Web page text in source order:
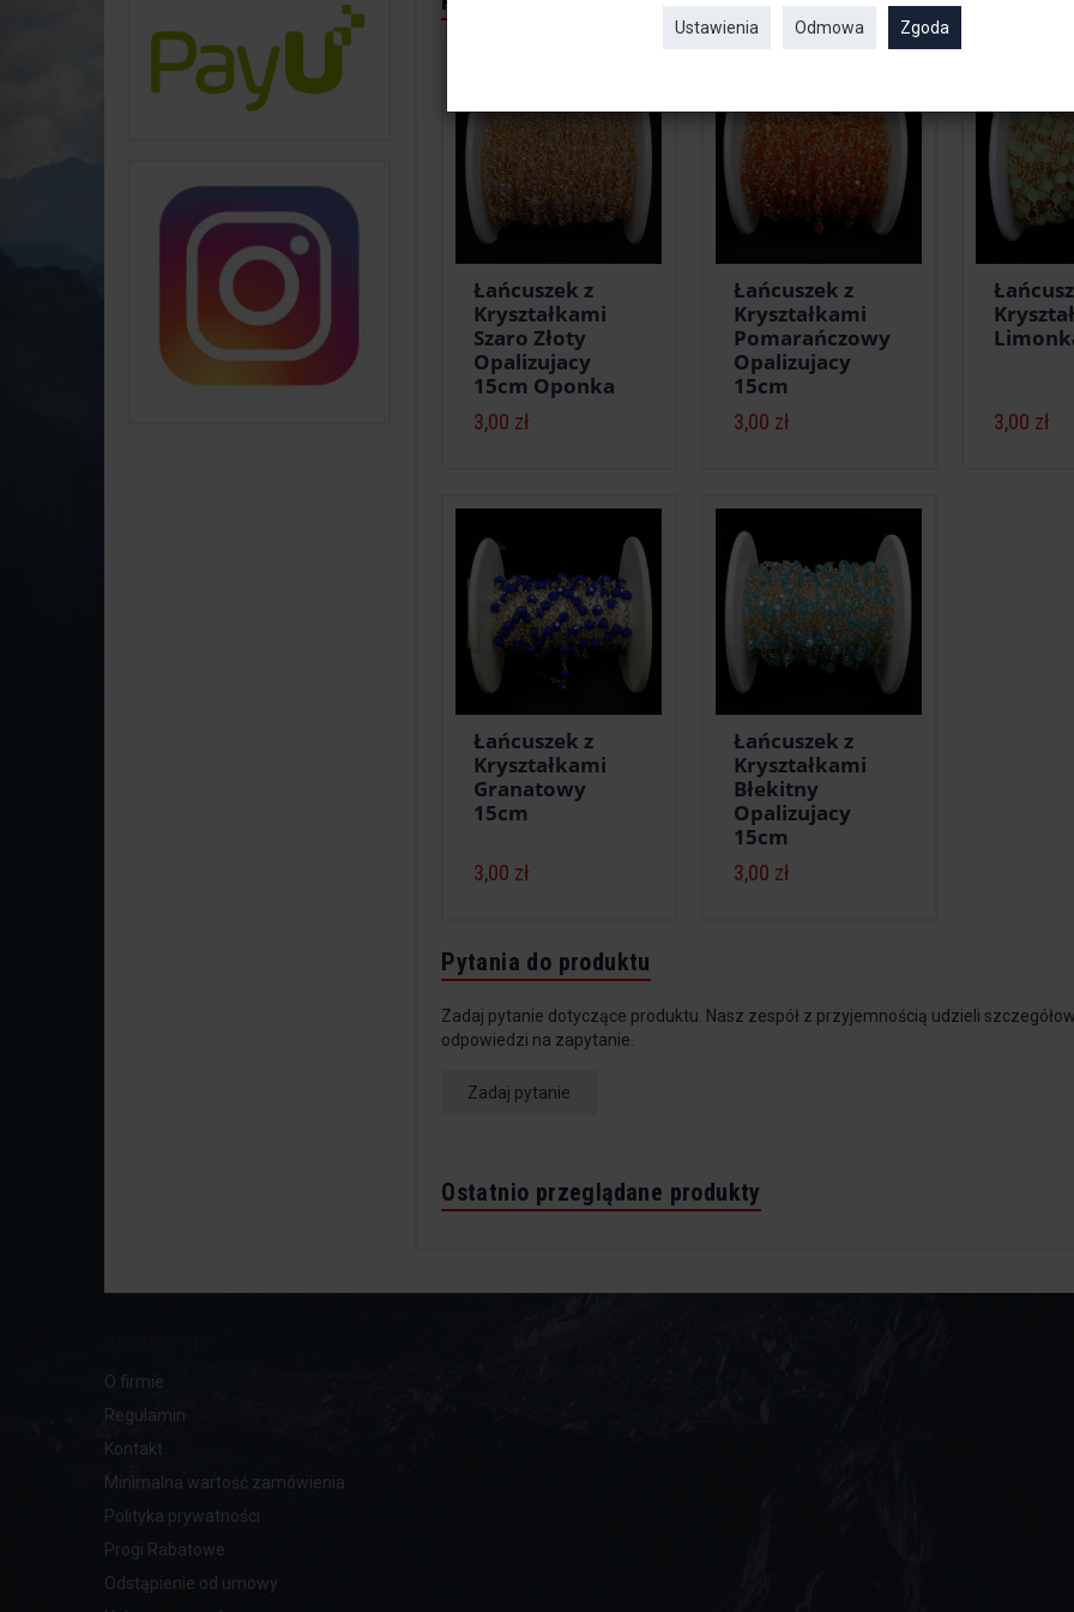
Łańcuszek z
Kryształkami
Szaro Złoty
Opalizujacy
15cm Oponka
3,00 zł
Łańcuszek z
Kryształkami
Pomarańczowy
Opalizujacy
15cm
3,00 zł 3,00 zł
Łańcuszek z
Kryształkami
Granatowy
15cm
3,00 zł
Łańcuszek z
Kryształkami
Błekitny
Opalizujacy
15cm
3,00 zł
Pytania do produktu
Zadaj pytanie dotyczące produktu. Nasz zespół z przyjemnością udzieli
odpowiedzi na zapytanie.
Zadaj pytanie
Ostatnio przeglądane produkty
O firmie
Regulamin
Kontakt
Minimalna wartość zamówienia
Polityka prywatności
Progi Rabatowe
Odstąpienie od umowy
Ustawienia Odmowa Zgoda